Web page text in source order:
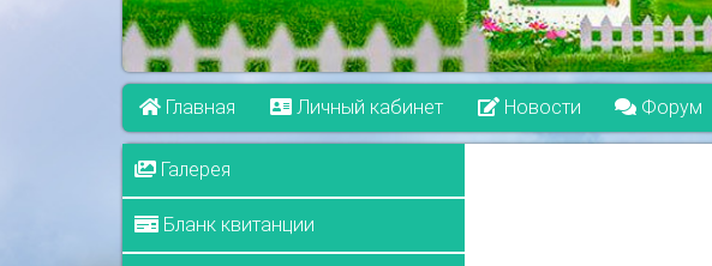
Главная Личный кабинет Новости Форум
Галерея
Бланк квитанции